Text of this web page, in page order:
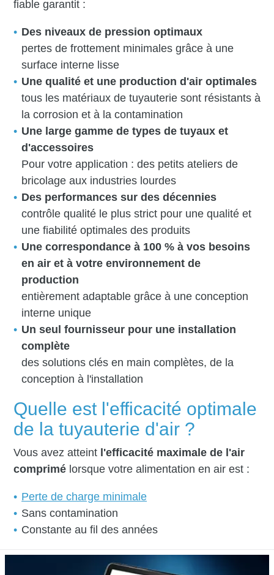
fiable garantit :
Des niveaux de pression optimaux
pertes de frottement minimales grâce à une
surface interne lisse
Une qualité et une production d'air optimales
tous les matériaux de tuyauterie sont résistants à
la corrosion et à la contamination
Une large gamme de types de tuyaux et
d'accessoires
Pour votre application : des petits ateliers de
bricolage aux industries lourdes
Des performances sur des décennies
contrôle qualité le plus strict pour une qualité et
une fiabilité optimales des produits
Une correspondance à 100 % à vos besoins
en air et à votre environnement de
production
entièrement adaptable grâce à une conception
interne unique
Un seul fournisseur pour une installation
complète
des solutions clés en main complètes, de la
conception à l'installation
Quelle est l'efficacité optimale
de la tuyauterie d'air ?
Vous avez atteint l'efficacité maximale de l'air
comprimélorsque votre alimentation en air est :
Perte de charge minimale
Sans contamination
Constante au fil des années